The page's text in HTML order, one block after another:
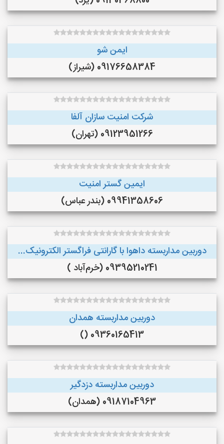
ایمن شو
09176658384 (شیراز)
شرکت امنیت سازان آلفا
09123951266 (تهران)
ایمین گستر امنیت
09941358606 (بندر عباس)
دوربین مداربسته داهوا با گارانتی فراگستر الکترونیک...
09395210241 (خرم‌آباد )
دوربین مداربسته همدان
09360165413 ()
دوربین مداربسته دزدگیر
09187104963 (همدان)